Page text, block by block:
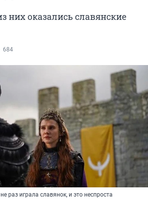
них оказались славянские
684
раз играла славянок, и это неспроста